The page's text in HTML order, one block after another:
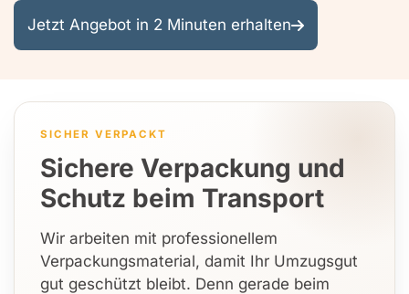
Jetzt Angebot in 2 Minuten erhalten
SICHER VERPACKT
Sichere Verpackung und
Schutz beim Transport
Wir arbeiten mit professionellem
Verpackungsmaterial, damit Ihr Umzugsgut
gut geschützt bleibt. Denn gerade beim